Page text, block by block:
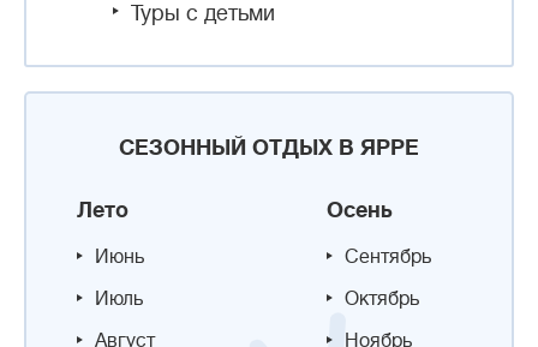
Туры с детьми
СЕЗОННЫЙ ОТДЫХ В ЯРРЕ
Лето
Июнь
Июль
Август
Осень
Сентябрь
Октябрь
Ноябрь